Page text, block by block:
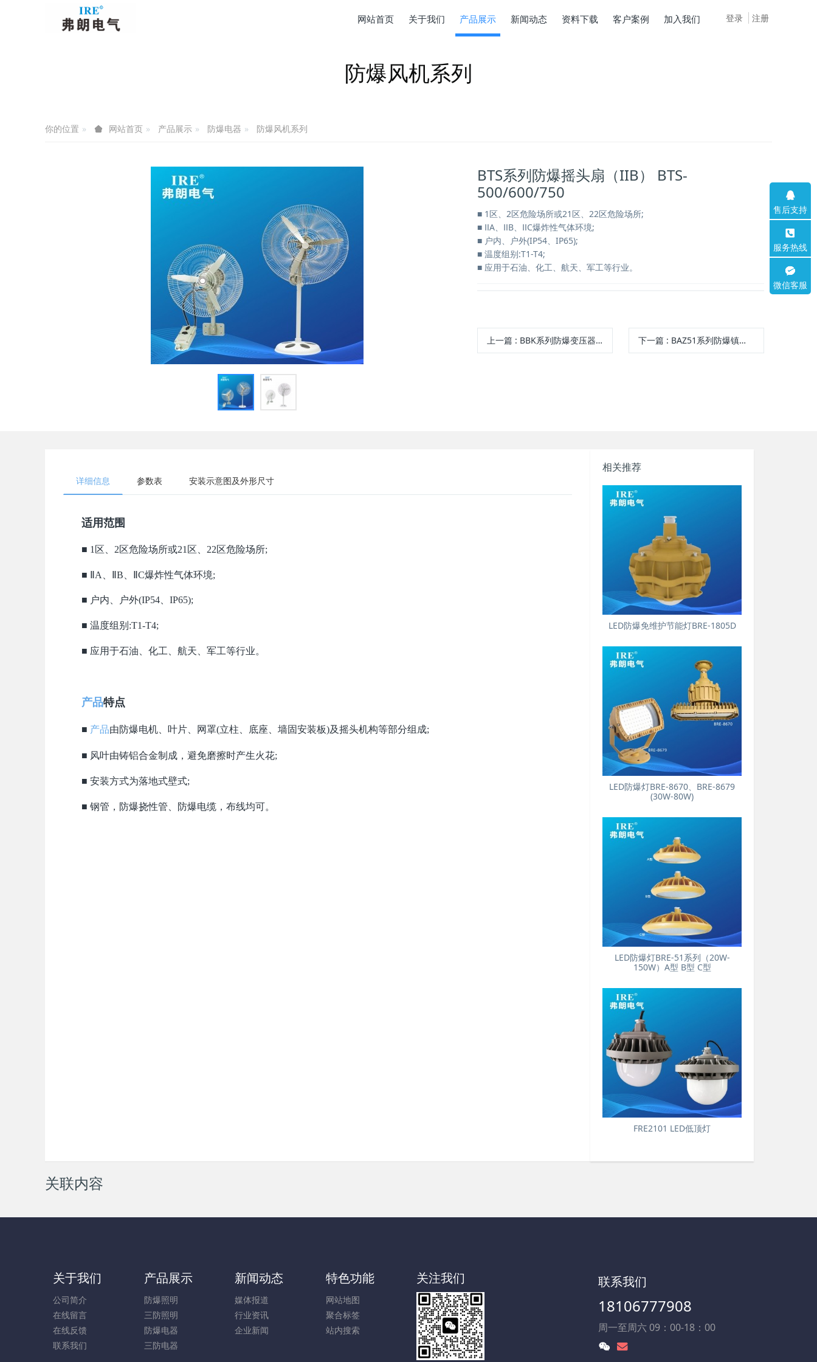
登录 注册
网站首页 关于我们 产品展示 新闻动态 资料下载 客户案例 加入我们
防爆风机系列
你的位置 网站首页 产品展示 防爆电器 防爆风机系列
BTS系列防爆摇头扇（IIB） BTS-
500/600/750
■ 1区、2区危险场所或21区、22区危险场所;
■ ⅡA、ⅡB、ⅡC爆炸性气体环境;
■ 户内、户外(IP54、IP65);
■ 温度组别:T1-T4;
■ 应用于石油、化工、航天、军工等行业。
上一篇: BBK系列防爆变压器（llB IIC tD） 下一篇 : BAZ51系列防爆镇流器（IIB、IIC）
详细信息 参数表 安装示意图及外形尺寸
适用范围
■ 1区、2区危险场所或21区、22区危险场所;
■ ⅡA、ⅡB、ⅡC爆炸性气体环境;
■ 户内、户外(IP54、IP65);
■ 温度组别:T1-T4;
■ 应用于石油、化工、航天、军工等行业。
产品特点
■ 产品由防爆电机、叶片、网罩(立柱、底座、墙固安装板)及摇头机构等部分组成;
■ 风叶由铸铝合金制成，避免磨擦时产生火花;
■ 安装方式为落地式壁式;
■ 钢管，防爆挠性管、防爆电缆，布线均可。
相关推荐
LED防爆免维护节能灯BRE-1805D
LED防爆灯BRE-8670、BRE-8679
(30W-80W)
LED防爆灯BRE-51系列（20W-
150W）A型 B型 C型
FRE2101 LED低顶灯
关联内容
关于我们
公司简介
在线留言
在线反馈
联系我们
产品展示
防爆照明
三防照明
防爆电器
三防电器
新闻动态
媒体报道
行业资讯
企业新闻
特色功能
网站地图
聚合标签
站内搜索
关注我们 联系我们
18106777908
周一至周六 09：00-18：00
售后支持
服务热线
微信客服